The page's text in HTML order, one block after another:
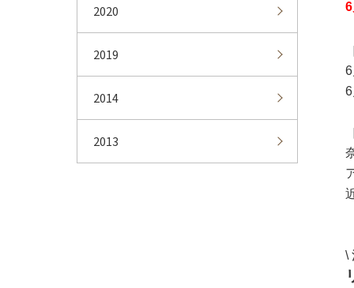
2020
2019
2014
2013
\